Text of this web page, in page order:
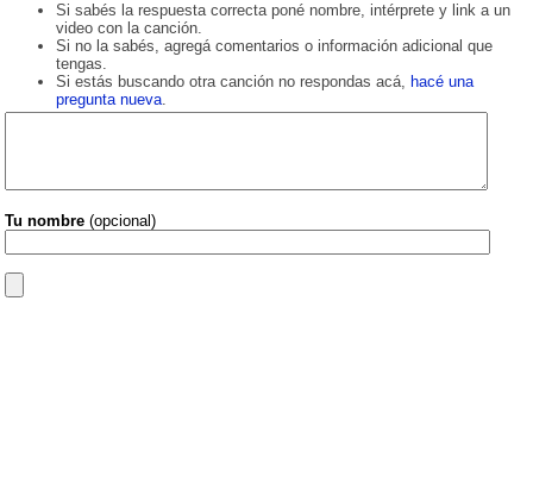
Si sabés la respuesta correcta poné nombre, intérprete y link a un
video con la canción.
Si no la sabés, agregá comentarios o información adicional que
tengas.
Si estás buscando otra canción no respondas acá, hacé una
pregunta nueva.
Tu nombre (opcional)